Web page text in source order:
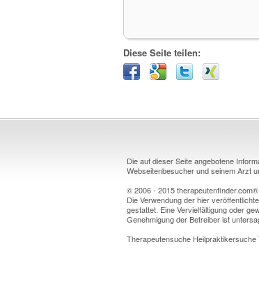
Diese Seite teilen:
Die auf dieser Seite angebotene
Webseitenbesucher und seinem Arzt
© 2006 - 2015
Die Verwendung der hier
gestattet. Eine Vervielfältigung oder
Genehmigung der Betreiber ist
Therapeutensuche